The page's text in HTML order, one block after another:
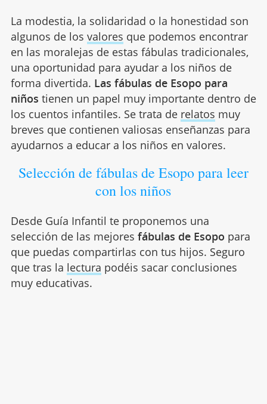
La modestia, la solidaridad o la honestidad son
algunos de los valores que podemos encontrar
en las moralejas de estas fábulas tradicionales,
una oportunidad para ayudar a los niños de
forma divertida. Las fábulas de Esopo para
niños tienen un papel muy importante dentro de
los cuentos infantiles. Se trata de relatos muy
breves que contienen valiosas enseñanzas para
ayudarnos a educar a los niños en valores.
Selección de fábulas de Esopo para leer
con los niños
Desde Guía Infantil te proponemos una
selección de las mejores fábulas de Esopo para
que puedas compartirlas con tus hijos. Seguro
que tras la lectura podéis sacar conclusiones
muy educativas.